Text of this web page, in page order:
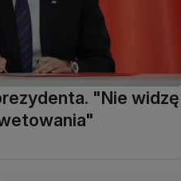
"Nie widzę